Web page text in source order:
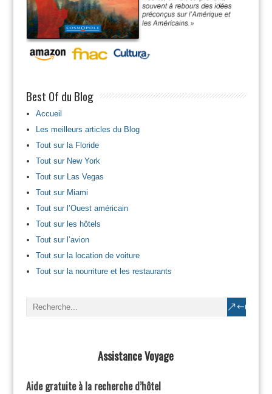
Best Of du Blog
Accueil
Les meilleurs articles du Blog
Tout sur la Floride
Tout sur New York
Tout sur Las Vegas
Tout sur Miami
Tout sur l’Ouest américain
Tout sur les hôtels
Tout sur l’avion
Tout sur la location de voiture
Tout sur la nourriture et les restaurants
Assistance Voyage
Aide gratuite à la recherche d’hôtel